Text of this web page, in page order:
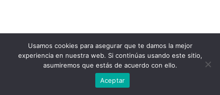
Usamos cookies para asegurar que te damos la mejor
experiencia en nuestra web. Si continúas usando este sitio,
asumiremos que estás de acuerdo con ello.
Aceptar